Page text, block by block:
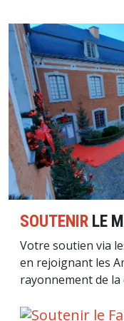
Image
SOUTENIR LE
Votre soutien via
en rejoignant les
rayonnement de